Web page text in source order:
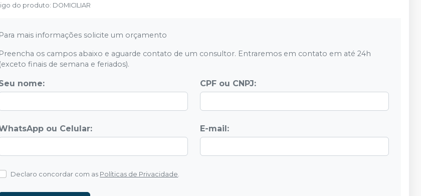
do produto: DOMICILIAR
Para mais informações solicite um orçamento
Preencha os campos abaixo e aguarde contato de um consultor. Entraremos em contato em até 24h
(exceto finais de semana e feriados).
nome: CPF ou CNPJ:
ou Celular: E-mail:
Declaro concordar com as Políticas de Privacidade.